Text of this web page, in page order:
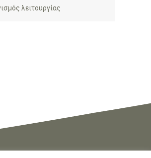
λειτουργίας